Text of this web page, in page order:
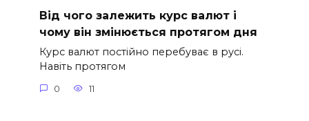
Від чого залежить курс валют і
чому він змінюється протягом дня
Курс валют постійно перебуває в русі.
Навіть протягом
0 11